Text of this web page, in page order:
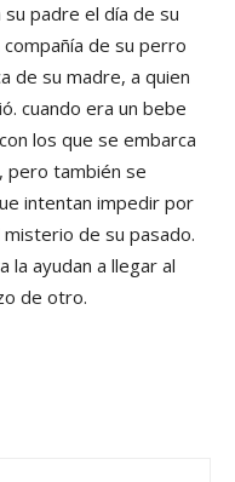
padre el día de su
de su perro
de su madre, a quien
cuando era un bebe
los que se embarca
pero también se
intentan impedir por
de su pasado.
la ayudan a llegar al
de otro.